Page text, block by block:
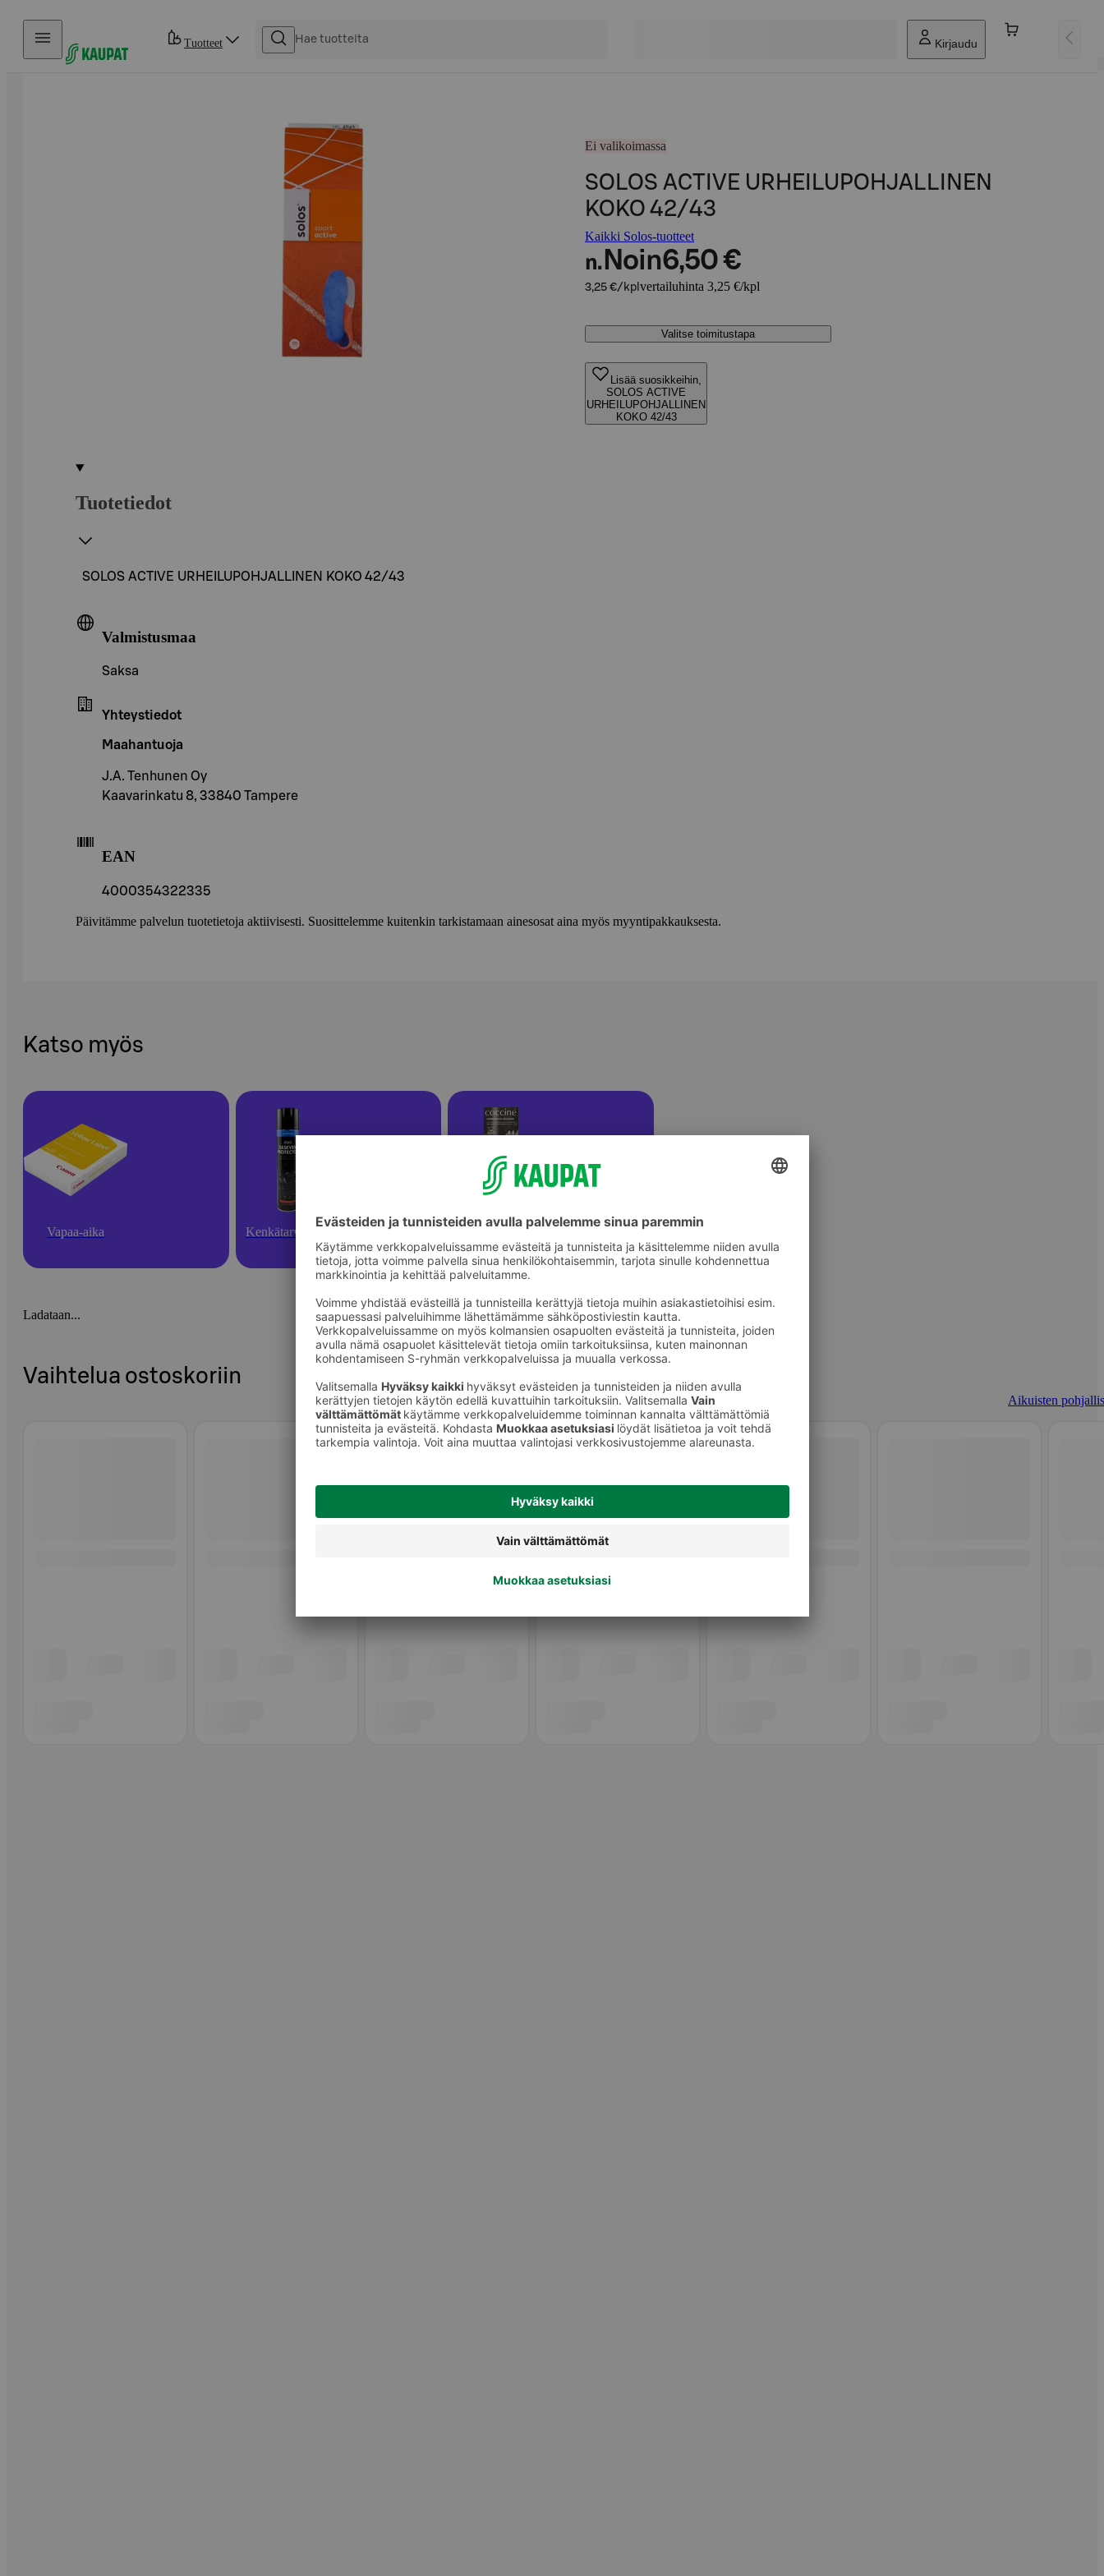
Hyppää sisältöön
Tuotteet Kirjaudu
Ei valikoimassa
SOLOS ACTIVE URHEILUPOHJALLINEN
KOKO 42/43
Kaikki Solos-tuotteet
n. Noin6,50 €
3,25 €/kpl vertailuhinta 3,25 €/kpl
Valitse toimitustapa
Lisää suosikkeihin,
SOLOS ACTIVE
URHEILUPOHJALLINEN
KOKO 42/43
Tuotetiedot
SOLOS ACTIVE URHEILUPOHJALLINEN KOKO 42/43
Valmistusmaa
Saksa
Yhteystiedot
Maahantuoja
J.A. Tenhunen Oy
Kaavarinkatu 8, 33840 Tampere
EAN
4000354322335
Päivitämme palvelun tuotetietoja aktiivisesti. Suosittelemme kuitenkin tarkistamaan ainesosat aina myös myyntipakkauksesta.
Katso myös
Vapaa-aika Kenkätarvikkeet Aikuisten pohjalliset
Ladataan...
Vaihtelua ostoskoriin
Aikuisten